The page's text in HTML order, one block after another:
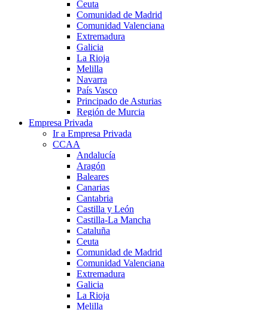
Ceuta
Comunidad de Madrid
Comunidad Valenciana
Extremadura
Galicia
La Rioja
Melilla
Navarra
País Vasco
Principado de Asturias
Región de Murcia
Empresa Privada
Ir a Empresa Privada
CCAA
Andalucía
Aragón
Baleares
Canarias
Cantabria
Castilla y León
Castilla-La Mancha
Cataluña
Ceuta
Comunidad de Madrid
Comunidad Valenciana
Extremadura
Galicia
La Rioja
Melilla